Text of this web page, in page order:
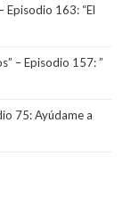
Episodio 163: “El
– Episodio 157: ”
75: Ayúdame a